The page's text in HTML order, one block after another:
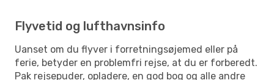
Flyvetid og lufthavnsinfo
Uanset om du flyver i forretningsøjemed eller på
ferie, betyder en problemfri rejse, at du er forberedt.
Pak rejsepuder, opladere, en god bog og alle andre